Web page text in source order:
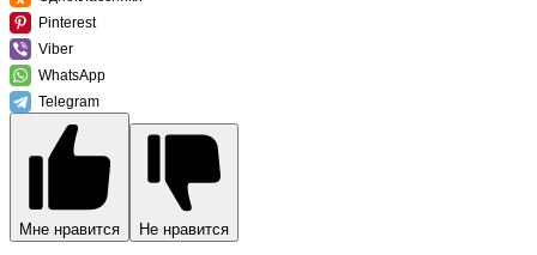
Pinterest
Viber
WhatsApp
Telegram
Мне нравится Не нравится